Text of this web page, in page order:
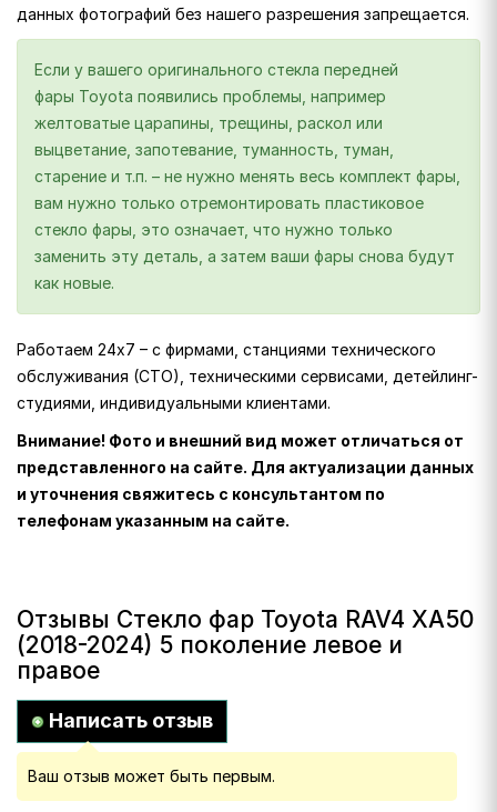
данных фотографий без нашего разрешения запрещается.
Если у вашего оригинального стекла передней
фары Toyota появились проблемы, например
желтоватые царапины, трещины, раскол или
выцветание, запотевание, туманность, туман,
старение и т.п. – не нужно менять весь комплект фары,
вам нужно только отремонтировать пластиковое
стекло фары, это означает, что нужно только
заменить эту деталь, а затем ваши фары снова будут
как новые.
Работаем 24х7 – с фирмами, станциями технического
обслуживания (СТО), техническими сервисами, детейлинг-
студиями, индивидуальными клиентами.
Внимание! Фото и внешний вид может отличаться от
представленного на сайте. Для актуализации данных
и уточнения свяжитесь с консультантом по
телефонам указанным на сайте.
Отзывы Стекло фар Toyota RAV4 XA50
(2018-2024) 5 поколение левое и
правое
Написать отзыв
Ваш отзыв может быть первым.